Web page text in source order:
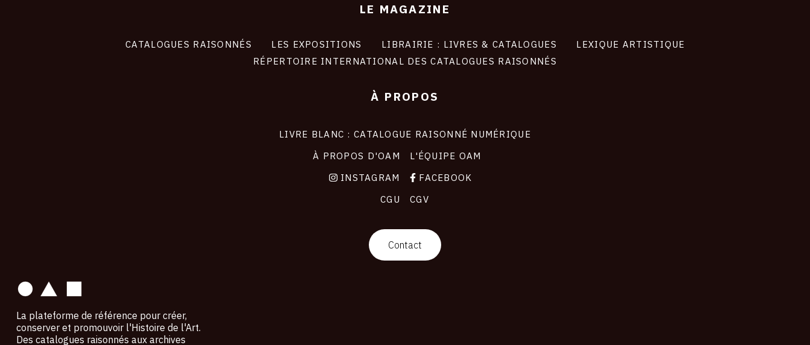
LE MAGAZINE
CATALOGUES RAISONNÉS LES EXPOSITIONS LIBRAIRIE : LIVRES & CATALOGUES
LEXIQUE ARTISTIQUE
RÉPERTOIRE INTERNATIONAL DES CATALOGUES RAISONNÉS
À PROPOS
LIVRE BLANC : CATALOGUE RAISONNÉ NUMÉRIQUE
À PROPOS D'OAM
L'ÉQUIPE OAM
INSTAGRAM
FACEBOOK
CGU
CGV
Contact
La plateforme de référence pour créer,
conserver et promouvoir l'Histoire de l'Art.
Des catalogues raisonnés aux archives